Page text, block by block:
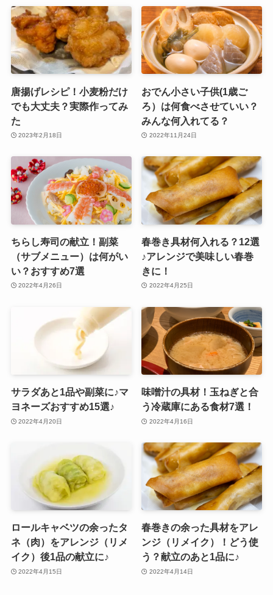
唐揚げレシピ！小麦粉だけ
でも大丈夫？実際作ってみ
た
2023年2月18日
おでん小さい子供(1歳ご
ろ）は何食べさせていい？
みんな何入れてる？
2022年11月24日
ちらし寿司の献立！副菜
（サブメニュー）は何がい
い？おすすめ7選
2022年4月26日
春巻き具材何入れる？12選
♪アレンジで美味しい春巻
きに！
2022年4月25日
サラダあと1品や副菜に♪マ
ヨネーズおすすめ15選♪
2022年4月20日
味噌汁の具材！玉ねぎと合
う冷蔵庫にある食材7選！
2022年4月16日
ロールキャベツの余ったタ
ネ（肉）をアレンジ（リメ
イク）後1品の献立に♪
2022年4月15日
春巻きの余った具材をアレ
ンジ（リメイク）！どう使
う？献立のあと1品に♪
2022年4月14日